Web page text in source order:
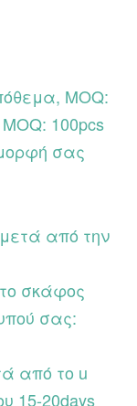
MOQ:
100pcs
σας
από την
σκάφος
σας:
από το u
15-20days